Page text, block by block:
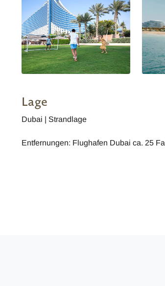
Lage
Dubai | Strandlage
Entfernungen: Flughafen Dubai ca. 25